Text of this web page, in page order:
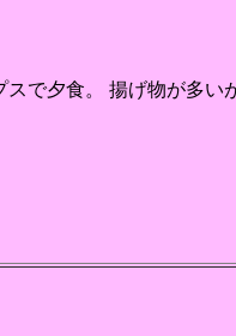
で夕食。 揚げ物が多い